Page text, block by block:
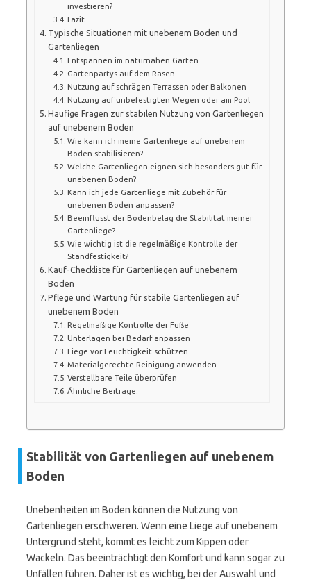
investieren?
Fazit
Typische Situationen mit unebenem Boden und
Gartenliegen
Entspannen im naturnahen Garten
Gartenpartys auf dem Rasen
Nutzung auf schrägen Terrassen oder Balkonen
Nutzung auf unbefestigten Wegen oder am Pool
Häufige Fragen zur stabilen Nutzung von Gartenliegen
auf unebenem Boden
Wie kann ich meine Gartenliege auf unebenem
Boden stabilisieren?
Welche Gartenliegen eignen sich besonders gut für
unebenen Boden?
Kann ich jede Gartenliege mit Zubehör für
unebenen Boden anpassen?
Beeinflusst der Bodenbelag die Stabilität meiner
Gartenliege?
Wie wichtig ist die regelmäßige Kontrolle der
Standfestigkeit?
Kauf-Checkliste für Gartenliegen auf unebenem
Boden
Pflege und Wartung für stabile Gartenliegen auf
unebenem Boden
Regelmäßige Kontrolle der Füße
Unterlagen bei Bedarf anpassen
Liege vor Feuchtigkeit schützen
Materialgerechte Reinigung anwenden
Verstellbare Teile überprüfen
Ähnliche Beiträge:
Stabilität von Gartenliegen auf unebenem
Boden
Unebenheiten im Boden können die Nutzung von
Gartenliegen erschweren. Wenn eine Liege auf unebenem
Untergrund steht, kommt es leicht zum Kippen oder
Wackeln. Das beeinträchtigt den Komfort und kann sogar zu
Unfällen führen. Daher ist es wichtig, bei der Auswahl und